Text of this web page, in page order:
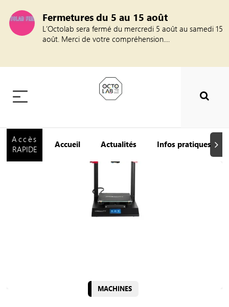
Fermetures du 5 au 15 août
L’Octolab sera fermé du mercredi 5 août au samedi 15
août. Merci de votre compréhension....
Accès
RAPIDE
Accueil Actualités Infos pratiques
MACHINES